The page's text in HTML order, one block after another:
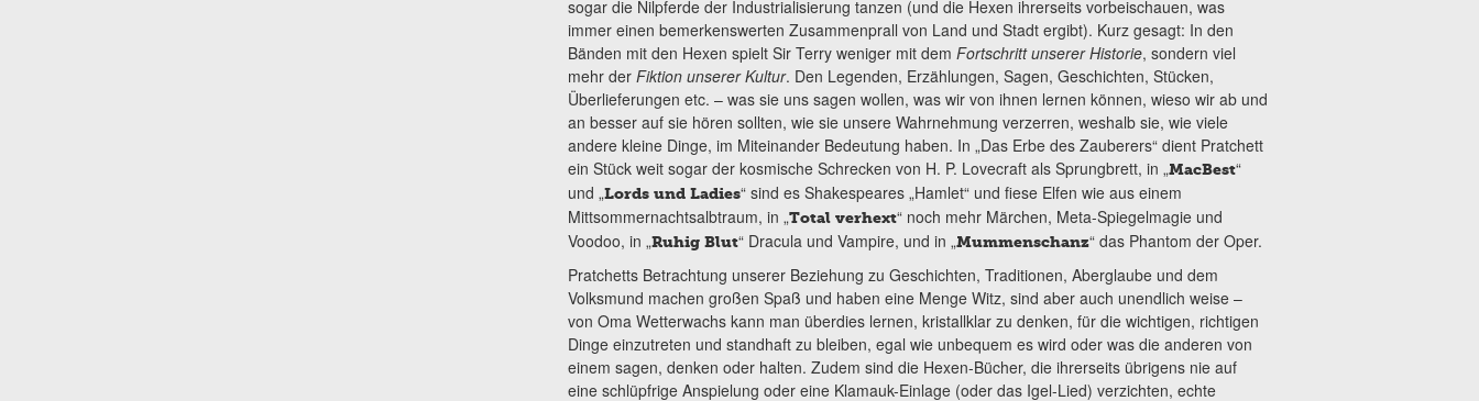
sogar die Nilpferde der Industrialisierung tanzen (und die Hexen ihrerseits vorbeischauen, was
immer einen bemerkenswerten Zusammenprall von Land und Stadt ergibt). Kurz gesagt: In den
Bänden mit den Hexen spielt Sir Terry weniger mit dem Fortschritt unserer Historie, sondern viel
mehr der Fiktion unserer Kultur. Den Legenden, Erzählungen, Sagen, Geschichten, Stücken,
Überlieferungen etc. – was sie uns sagen wollen, was wir von ihnen lernen können, wieso wir ab und
an besser auf sie hören sollten, wie sie unsere Wahrnehmung verzerren, weshalb sie, wie viele
andere kleine Dinge, im Miteinander Bedeutung haben. In „Das Erbe des Zauberers“ dient Pratchett
ein Stück weit sogar der kosmische Schrecken von H. P. Lovecraft als Sprungbrett, in „MacBest“
und „Lords und Ladies“ sind es Shakespeares „Hamlet“ und fiese Elfen wie aus einem
Mittsommernachtsalbtraum, in „Total verhext“ noch mehr Märchen, Meta-Spiegelmagie und
Voodoo, in „Ruhig Blut“ Dracula und Vampire, und in „Mummenschanz“ das Phantom der Oper.
Pratchetts Betrachtung unserer Beziehung zu Geschichten, Traditionen, Aberglaube und dem
Volksmund machen großen Spaß und haben eine Menge Witz, sind aber auch unendlich weise –
von Oma Wetterwachs kann man überdies lernen, kristallklar zu denken, für die wichtigen, richtigen
Dinge einzutreten und standhaft zu bleiben, egal wie unbequem es wird oder was die anderen von
einem sagen, denken oder halten. Zudem sind die Hexen-Bücher, die ihrerseits übrigens nie auf
eine schlüpfrige Anspielung oder eine Klamauk-Einlage (oder das Igel-Lied) verzichten, echte